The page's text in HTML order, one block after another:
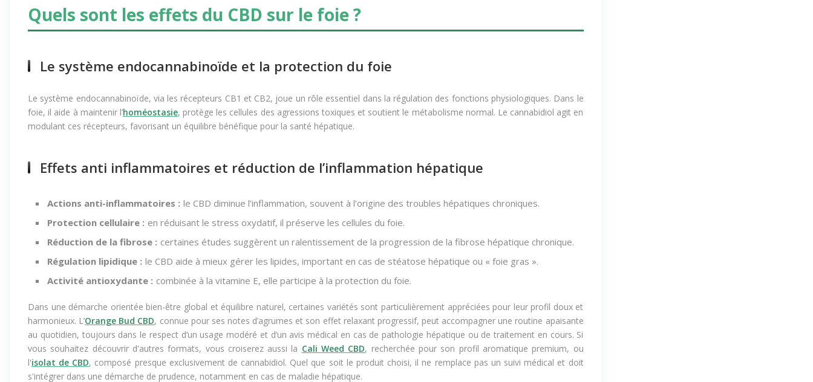
Quels sont les effets du CBD sur le foie ?
Le système endocannabinoïde et la protection du foie
Le système endocannabinoïde, via les récepteurs CB1 et CB2, joue un rôle essentiel dans la régulation des fonctions physiologiques. Dans le
foie, il aide à maintenir l’homéostasie, protège les cellules des agressions toxiques et soutient le métabolisme normal. Le cannabidiol agit en
Effets anti inflammatoires et réduction de l’inflammation hépatique
Protection cellulaire :
Dans une démarche orientée bien-être global et équilibre naturel, certaines variétés sont particulièrement appréciées pour leur profil doux et
harmonieux. L’Orange Bud CBD, connue pour ses notes d’agrumes et son effet relaxant progressif, peut accompagner une routine apaisante
au quotidien, toujours dans le respect d’un usage modéré et d’un avis médical en cas de pathologie hépatique ou de traitement en cours. Si
vous souhaitez découvrir d'autres formats, vous croiserez aussi laCali Weed CBD, recherchée pour son profil aromatique premium, ou
l'isolat de CBD, composé presque exclusivement de cannabidiol. Quel que soit le produit choisi, il ne remplace pas un suivi médical et doit